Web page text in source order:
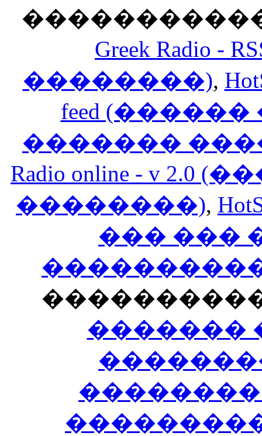
Greek Radio
��������),
feed
�������
Radio online - v
��������),
��� ���
�������